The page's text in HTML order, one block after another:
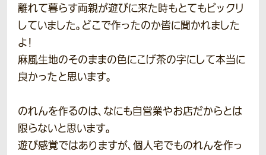
離れて暮らす両親が遊びに来た時もとてもビックリ
していました。どこで作ったのか皆に聞かれました
よ！
麻風生地のそのままの色にこげ茶の字にして本当に
良かったと思います。
のれんを作るのは、なにも自営業やお店だからとは
限らないと思います。
遊び感覚ではありますが、個人宅でものれんを作っ